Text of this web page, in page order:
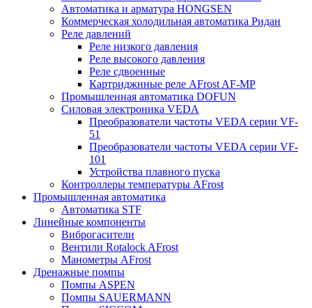
Автоматика и арматура HONGSEN
Коммерческая холодильная автоматика Ридан
Реле давлений
Реле низкого давления
Реле высокого давления
Реле сдвоенные
Картриджнные реле AFrost AF-MP
Промышленная автоматика DOFUN
Силовая электроника VEDA
Преобразователи частоты VEDA серии VF-
51
Преобразователи частоты VEDA серии VF-
101
Устройства плавного пуска
Контроллеры температуры AFrost
Промышленная автоматика
Автоматика STF
Линейные компоненты
Виброгасители
Вентили Rotalock AFrost
Манометры AFrost
Дренажные помпы
Помпы ASPEN
Помпы SAUERMANN